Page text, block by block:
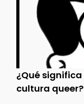
¿Qué significa
cultura queer?